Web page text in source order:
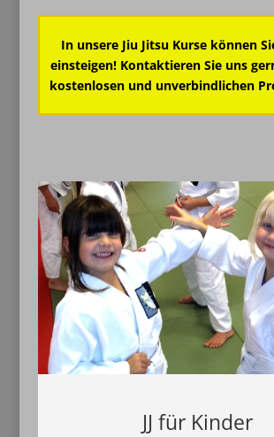
In unsere Jiu Jitsu Kurse können
einsteigen! Kontaktieren Sie uns
kostenlosen und unverbindlichen
JJ für Kinder